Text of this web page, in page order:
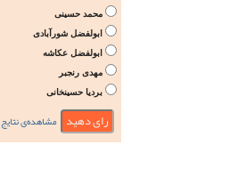
محمد حسینی
ابولفضل شورآبادی
ابولفضل عکاشه
مهدی رنجبر
بردیا حسینخانی
مشاهده‌ی نتایج